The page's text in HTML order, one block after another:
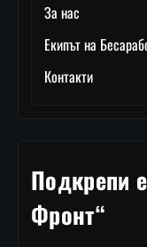
За нас
Екипът на
Контакти
Подкрепи
Фронт“